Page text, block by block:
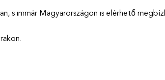
immár Magyarországon is elérhető